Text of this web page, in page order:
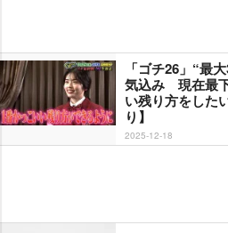
「ゴチ26」“最
気込み 現在最
い残り方をした
り】
2025-12-18